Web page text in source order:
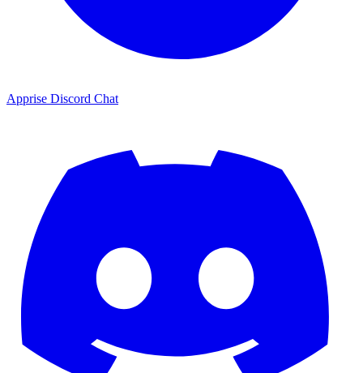
Apprise Discord Chat